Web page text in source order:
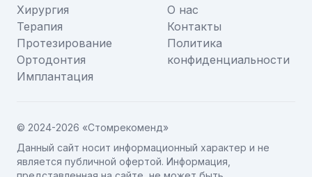
Хирургия
Терапия
Протезирование
Ортодонтия
Имплантация
О нас
Контакты
Политика
конфиденциальности
© 2024-2026 «Стомрекоменд»
Данный сайт носит информационный характер и не
является публичной офертой. Информация,